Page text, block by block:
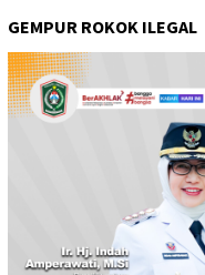
GEMPUR ROKOK ILEGAL